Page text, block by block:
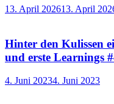
13. April 202613. April
Hinter den Kulissen
und erste Learnings
4. Juni 20234. Juni 2023